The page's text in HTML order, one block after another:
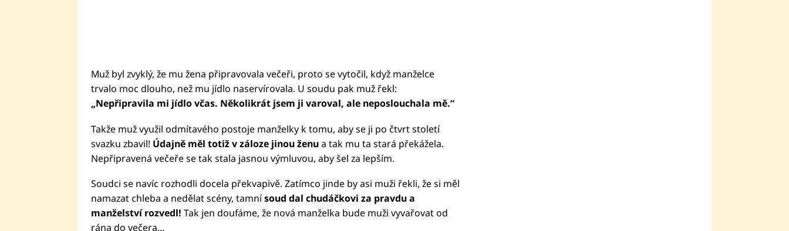
Muž byl zvyklý, že mu žena připravovala večeři, proto se vytočil, když manželce
trvalo moc dlouho, než mu jídlo naservírovala. U soudu pak muž řekl:
„Nepřipravila mi jídlo včas. Několikrát jsem ji varoval, ale neposlouchala mě.“
Takže muž využil odmítavého postoje manželky k tomu, aby se ji po čtvrt století
svazku zbavil! Údajně měl totiž v záloze jinou ženua tak mu ta stará překážela.
Nepřipravená večeře se tak stala jasnou výmluvou, aby šel za lepším.
Soudci se navíc rozhodli docela překvapivě. Zatímco jinde by asi muži řekli, že si měl
namazat chleba a nedělat scény, tamnísoud dal chudáčkovi za pravdu a
manželství rozvedl! Tak jen doufáme, že nová manželka bude muži vyvařovat od
rána do večera…